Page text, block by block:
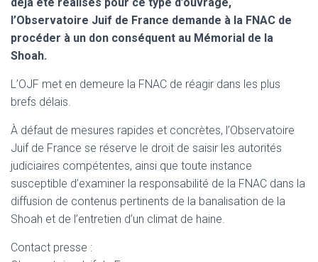
l’Observatoire Juif de France demande à la FNAC de
procéder à un don conséquent au Mémorial de la
Shoah.
L’OJF met en demeure la FNAC de réagir dans les plus
brefs délais.
À défaut de mesures rapides et concrètes, l’Observatoire
Juif de France se réserve le droit de saisir les autorités
judiciaires compétentes, ainsi que toute instance
susceptible d’examiner la responsabilité de la FNAC dans la
diffusion de contenus pertinents de la banalisation de la
Shoah et de l’entretien d’un climat de haine.
Contact presse :